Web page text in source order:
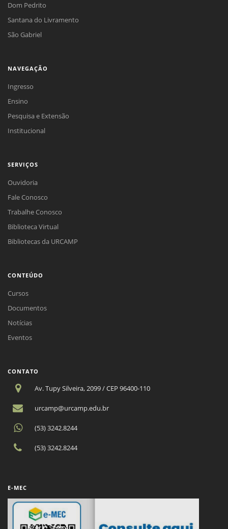
Dom Pedrito
Santana do Livramento
São Gabriel
NAVEGAÇÃO
Ingresso
Ensino
Pesquisa e Extensão
Institucional
SERVIÇOS
Ouvidoria
Fale Conosco
Trabalhe Conosco
Biblioteca Virtual
Bibliotecas da URCAMP
CONTEÚDO
Cursos
Documentos
Notícias
Eventos
CONTATO
Av. Tupy Silveira, 2099 / CEP 96400-110
urcamp@urcamp.edu.br
(53) 3242.8244
(53) 3242.8244
E-MEC